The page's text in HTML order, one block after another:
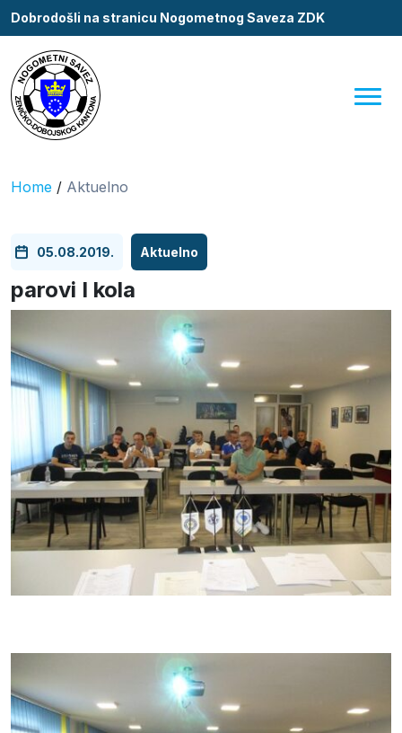
Dobrodošli na stranicu Nogometnog Saveza ZDK
Home / Aktuelno
05.08.2019. Aktuelno
parovi I kola